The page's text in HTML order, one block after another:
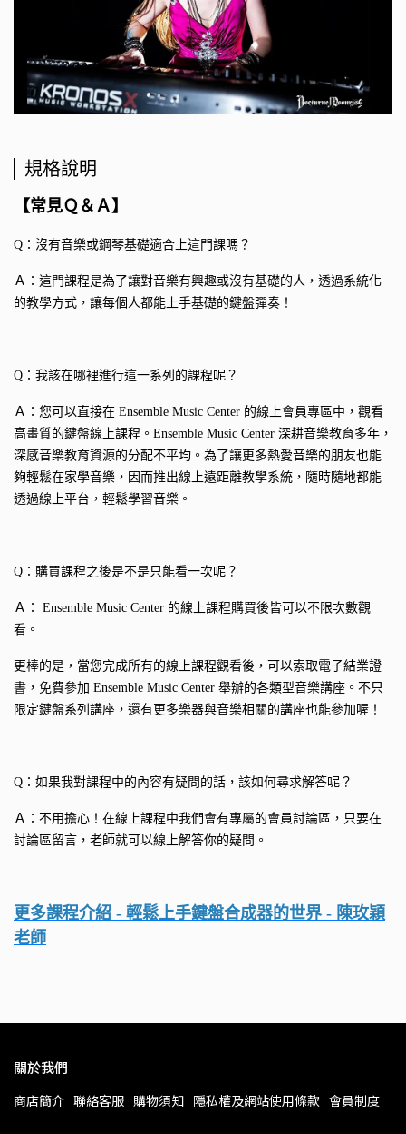
規格說明
【常見Ｑ＆Ａ】
Q：沒有音樂或鋼琴基礎適合上這門課嗎？
Ａ：這門課程是為了讓對音樂有興趣或沒有基礎的人，透過系統化
的教學方式，讓每個人都能上手基礎的鍵盤彈奏！
Q：我該在哪裡進行這一系列的課程呢？
Ａ：您可以直接在 Ensemble Music Center 的線上會員專區中，觀看
高畫質的鍵盤線上課程。Ensemble Music Center 深耕音樂教育多年，
深感音樂教育資源的分配不平均。為了讓更多熱愛音樂的朋友也能
夠輕鬆在家學音樂，因而推出線上遠距離教學系統，隨時隨地都能
透過線上平台，輕鬆學習音樂。
Q：購買課程之後是不是只能看一次呢？
Ａ： Ensemble Music Center 的線上課程購買後皆可以不限次數觀
看。
更棒的是，當您完成所有的線上課程觀看後，可以索取電子結業證
書，免費參加 Ensemble Music Center 舉辦的各類型音樂講座。不只
限定鍵盤系列講座，還有更多樂器與音樂相關的講座也能參加喔！
Q：如果我對課程中的內容有疑問的話，該如何尋求解答呢？
Ａ：不用擔心！在線上課程中我們會有專屬的會員討論區，只要在
討論區留言，老師就可以線上解答你的疑問。
更多課程介紹 - 輕鬆上手鍵盤合成器的世界 - 陳玫穎
老師
關於我們
商店簡介 聯絡客服 購物須知 隱私權及網站使用條款 會員制度